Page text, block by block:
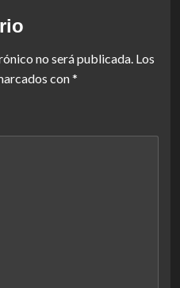
no será publicada. Los
con*